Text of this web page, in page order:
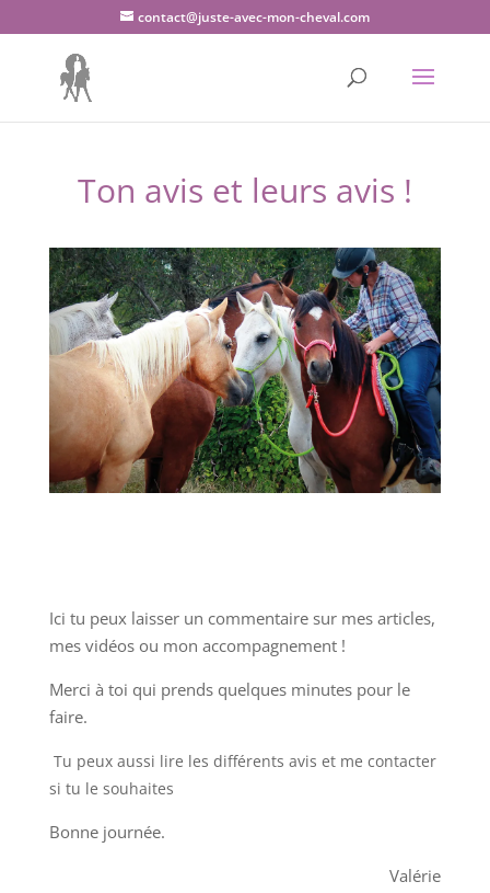
contact@juste-avec-mon-cheval.com
Ton avis et leurs avis !
Ici tu peux laisser un commentaire sur mes articles,
mes vidéos ou mon accompagnement !
Merci à toi qui prends quelques minutes pour le
faire.
Tu peux aussi lire les différents avis et me contacter
si tu le souhaites
Bonne journée.
Valérie